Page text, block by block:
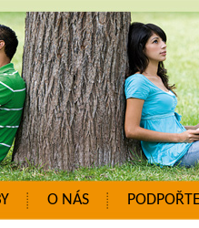
O NÁS